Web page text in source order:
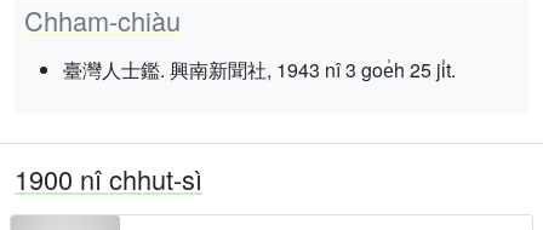
Chham-chiàu
臺灣人士鑑. 興南新聞社, 1943 nî 3 goe̍h 25 ji̍t.
1900 nî chhut-sì